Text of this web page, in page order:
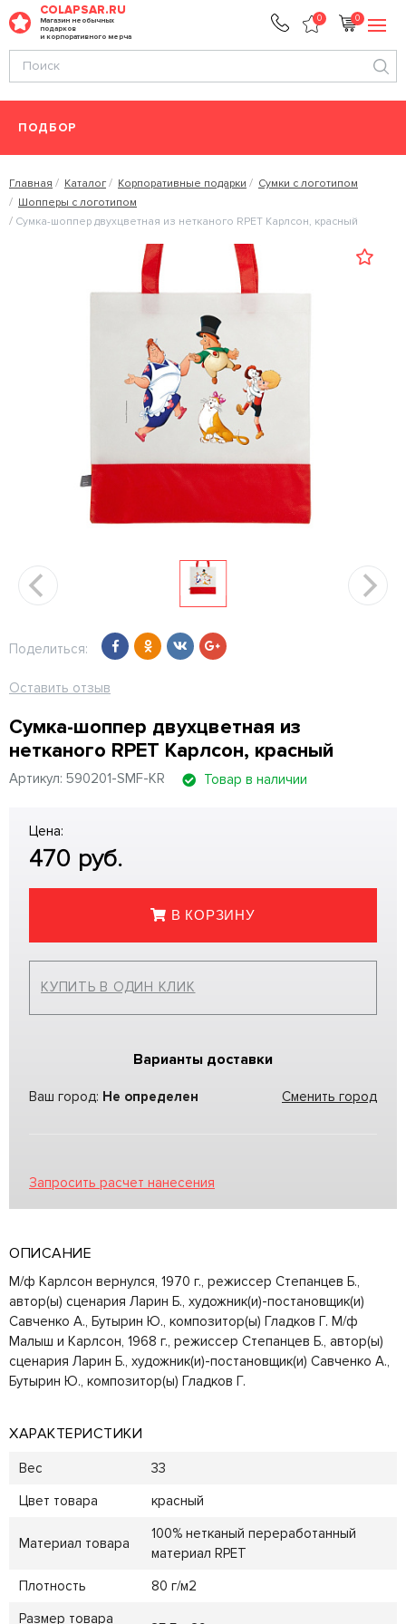
COLAPSAR.RU
Магазин необычных
подарков
и корпоративного мерча
0 0
ПОДБОР
Главная Каталог Корпоративные подарки
Сумки с логотипом
Шопперы с логотипом
Сумка-шоппер двухцветная из нетканого RPET Карлсон, красный
Поделиться:
Оставить отзыв
Сумка-шоппер двухцветная из
нетканого RPET Карлсон, красный
Артикул: 590201-SMF-KR Товар в наличии
Цена:
470 руб.
В КОРЗИНУ
КУПИТЬ В ОДИН КЛИК
Варианты доставки
Ваш город: Не определен Сменить город
Запросить расчет нанесения
ОПИСАНИЕ
М/ф Карлсон вернулся, 1970 г., режиссер Степанцев Б.,
автор(ы) сценария Ларин Б., художник(и)-постановщик(и)
Савченко А., Бутырин Ю., композитор(ы) Гладков Г. М/ф
Малыш и Карлсон, 1968 г., режиссер Степанцев Б., автор(ы)
сценария Ларин Б., художник(и)-постановщик(и) Савченко А.,
Бутырин Ю., композитор(ы) Гладков Г.
ХАРАКТЕРИСТИКИ
Вес
33
Цвет товара
красный
Материал товара
100% нетканый переработанный
материал RPET
Плотность
80 г/м2
Размер товара